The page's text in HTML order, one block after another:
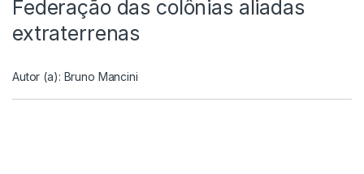
Federação das colônias aliadas
extraterrenas
Autor (a): Bruno Mancini